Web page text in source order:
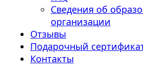
Сведения об
организации
Отзывы
Подарочный
Контакты